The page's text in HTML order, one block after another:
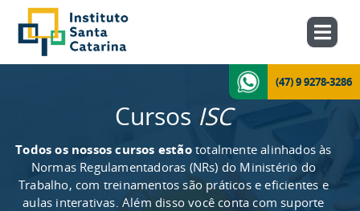
(47) 9 9278-3286
Cursos ISC
Todos os nossos cursos estãototalmente alinhados às
Normas Regulamentadoras (NRs) do Ministério do
Trabalho, com treinamentos são práticos e eficientes e
aulas interativas. Além disso você conta com suporte